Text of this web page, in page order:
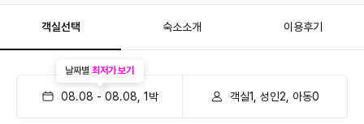
객실선택 숙소소개 이용후기
08.08 - 08.08 1 박
날짜별 최저가 보기
객실1, 성인2, 아동0